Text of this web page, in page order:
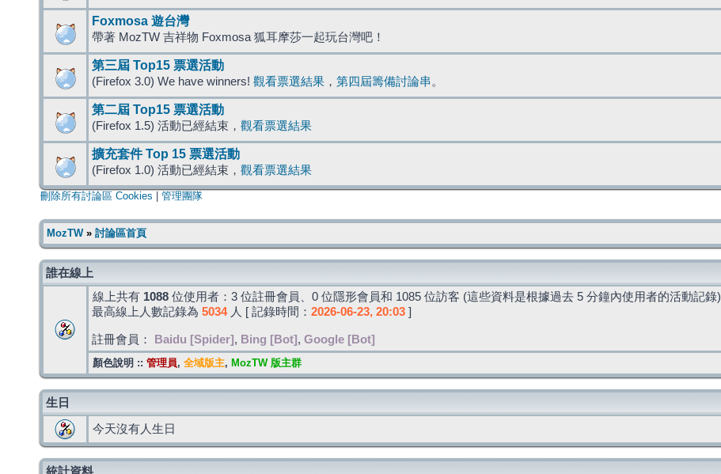
Foxmosa 遊台灣
帶著 MozTW 吉祥物 Foxmosa 狐耳摩莎一起玩台灣吧！
第三屆 Top15 票選活動
(Firefox 3.0) We have winners! 觀看票選結果 ， 第四屆籌備討論串 。
第二屆 Top15 票選活動
(Firefox 1.5) 活動已經結束， 觀看票選結果
擴充套件 Top 15 票選活動
(Firefox 1.0) 活動已經結束， 觀看票選結果
刪除所有討論區 Cookies 管理團隊
MozTW» 討論區首頁
誰在線上
線上共有 1088 位使用者：3 位註冊會員、0 位隱形會員和 1085 位訪客 (這些資料是根據過去 5 分鐘內使用者的活動記錄)
最高線上人數記錄為 5034人 [ 記錄時間： 2026-06-23, 20:03 ]
註冊會員： Baidu [Spider] , Bing [Bot] , Google [Bot]
顏色說明 :: 管理員, 全域版主, MozTW 版主群
生日
今天沒有人生日